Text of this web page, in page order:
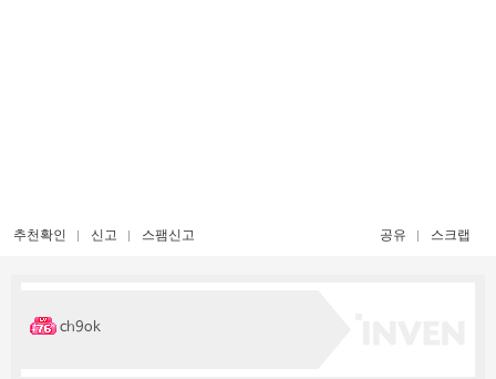
추천확인 신고 스팸신고 공유 스크랩
ch9ok